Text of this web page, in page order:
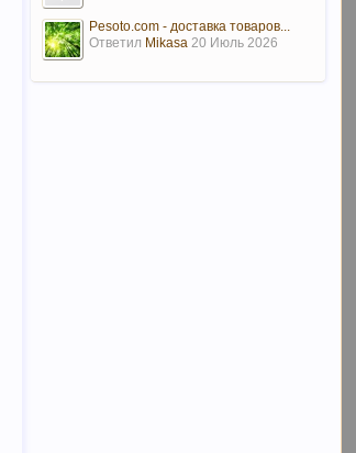
Pesoto.com - доставка товаров...
Ответил Mikasa 20 Июль 2026